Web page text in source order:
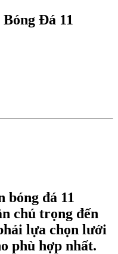
Đá 11
bóng đá 11
chú trọng đến
lựa chọn lưới
phù hợp nhất.